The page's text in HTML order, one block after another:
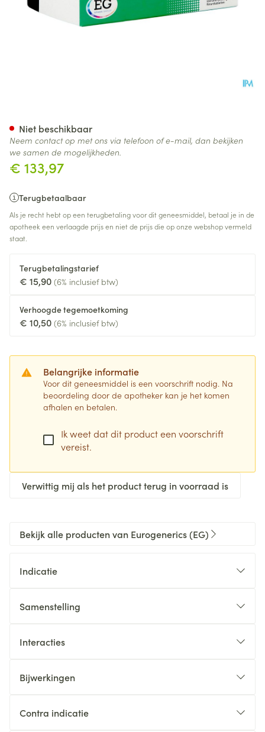
€ 133,97
Terugbetaalbaar
Als je recht hebt op een terugbetaling voor dit geneesmiddel, betaal je in de
apotheek een verlaagde prijs en niet de prijs die op onze webshop vermeld
staat.
Terugbetalingstarief
€ 15,90 (6% inclusief btw)
Verhoogde tegemoetkoming
€ 10,50 (6% inclusief btw)
Belangrijke informatie
Voor dit geneesmiddel is een voorschrift nodig. Na
beoordeling door de apotheker kan je het komen
afhalen en betalen.
Ik weet dat dit product een voorschrift
vereist.
Verwittig mij als het product terug in voorraad is
Niet beschikbaar
Neem contact op met ons via telefoon of e-mail, dan bekijken
we samen de mogelijkheden.
Bekijk alle producten van Eurogenerics (EG)
Indicatie
Samenstelling
Interacties
Bijwerkingen
Contra indicatie